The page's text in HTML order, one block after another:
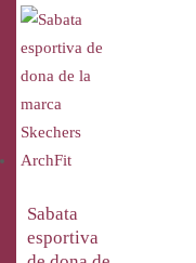
Sabata
esportiva